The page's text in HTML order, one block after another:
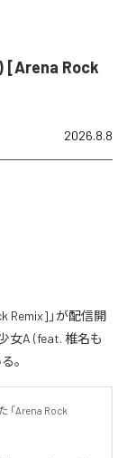
[Arena Rock
2026.8.8
Remix]」が配信開
女A (feat. 椎名も
。
「Arena Rock